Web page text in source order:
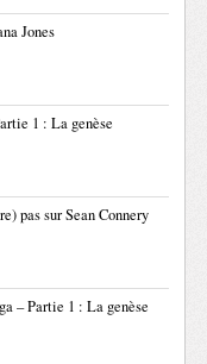
Jones
1 : La genèse
pas sur Sean Connery
– Partie 1 : La genèse